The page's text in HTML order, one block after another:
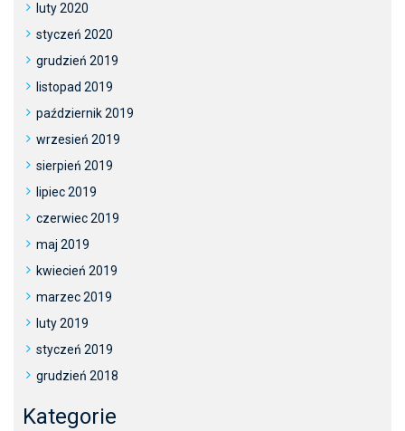
luty 2020
styczeń 2020
grudzień 2019
listopad 2019
październik 2019
wrzesień 2019
sierpień 2019
lipiec 2019
czerwiec 2019
maj 2019
kwiecień 2019
marzec 2019
luty 2019
styczeń 2019
grudzień 2018
Kategorie